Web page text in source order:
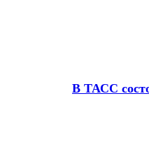
В ТАСС